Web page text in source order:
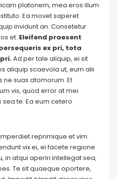
platonem, mea eros illum
Ea movet saperet
invidunt an. Consetetur
et. Eleifend praesent
ex pri, tota
Ad per tale aliquip, ei sit
aliquip scaevola ut, eum alii
ne suas atomorum. Et
vis, quod error at mei.
te. Ea eum cetero
reprimique et vim.
vix ei, ei facete regione
in atqui aperiri intellegat sea,
Te sit quaeque oportere,